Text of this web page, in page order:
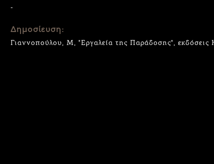
-
Δημοσίευση:
Γιαννοπούλου, Μ, "Εργαλεία της Παράδοσης",